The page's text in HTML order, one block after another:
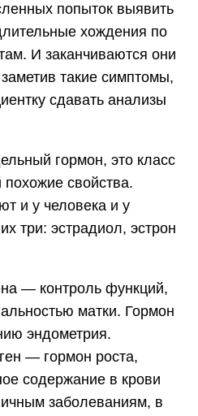
попыток выявить
хождения по
И заканчиваются они
такие симптомы,
сдавать анализы
гормон, это класс
свойства.
и у человека и у
три: эстрадиол, эстрон
— контроль функций,
матки. Гормон
эндометрия.
— гормон роста,
содержание в крови
заболеваниям, в